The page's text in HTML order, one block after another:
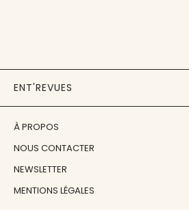
ENT'REVUES
À PROPOS
NOUS CONTACTER
NEWSLETTER
MENTIONS LÉGALES